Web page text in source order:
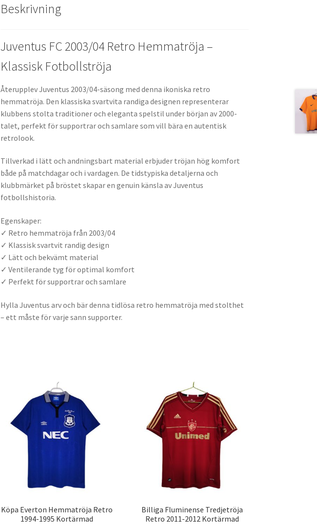
Beskrivning
Juventus FC 2003/04 Retro Hemmatröja –
Klassisk Fotbollströja
Återupplev Juventus 2003/04-säsong med denna ikoniska retro
hemmatröja. Den klassiska svartvita randiga designen representerar
klubbens stolta traditioner och eleganta spelstil under början av 2000-
talet, perfekt för supportrar och samlare som vill bära en autentisk
retrolook.
Tillverkad i lätt och andningsbart material erbjuder tröjan hög komfort
både på matchdagar och i vardagen. De tidstypiska detaljerna och
klubbmärket på bröstet skapar en genuin känsla av Juventus
fotbollshistoria.
Egenskaper:
✓ Retro hemmatröja från 2003/04
✓ Klassisk svartvit randig design
✓ Lätt och bekvämt material
✓ Ventilerande tyg för optimal komfort
✓ Perfekt för supportrar och samlare
Hylla Juventus arv och bär denna tidlösa retro hemmatröja med stolthet
– ett måste för varje sann supporter.
Köpa Everton Hemmatröja Retro
1994-1995 Kortärmad
Billiga Fluminense Tredjetröja
Retro 2011-2012 Kortärmad